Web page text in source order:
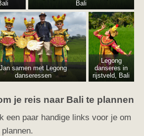
Bali
Jan samen met Legong
danseressen
Legong
danseres in
rijstveld, Bali
je reis naar Bali te plannen
een paar handige links voor je om